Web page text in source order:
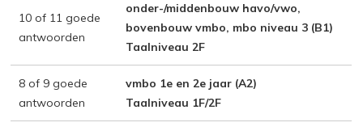
10 of 11 goede
antwoorden
onder-/middenbouw havo/vwo,
bovenbouw vmbo, mbo niveau 3 (B1)
Taalniveau 2F
8 of 9 goede
antwoorden
vmbo 1e en 2e jaar (A2)
Taalniveau 1F/2F